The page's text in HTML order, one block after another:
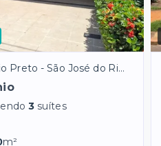
- São José do Rio Preto/SP
3 suítes
m²